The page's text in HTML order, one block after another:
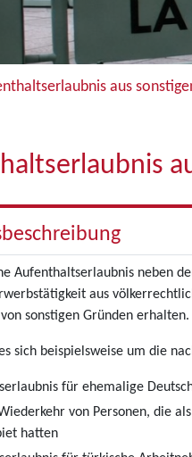
aus
Aufenthaltserlaubnis neben
aus
sonstigen Gründen erhalten.
sich beispielsweise um die
für ehemalige
von Personen, die
hatten